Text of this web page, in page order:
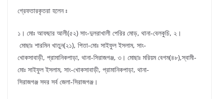
গ্রেফতারকৃতরা হলেন ঃ
১। মোঃ আফছার আলী(৫২) সাং-দুলরাখালী পেরির মোড়, থানা-বেলকুচি, ২।
মোছাঃ শারমিন খাতুন(২১), পিতা-মোঃ সাইফুল ইসলাম, সাং-
খোকসাবাড়ী, প্রামানিকপাড়া, থানা-সিরাজগঞ্জ, ৩। মোছাঃ মরিয়ম বেগম(৪৮),স্বামী-
মোঃ সাইফুল ইসলাম, সাং-খোকসাবাড়ী, প্রামানিকপাড়া, থানা-
সিরাজগঞ্জ সদর সর্ব জেলা-সিরাজগঞ্জ।